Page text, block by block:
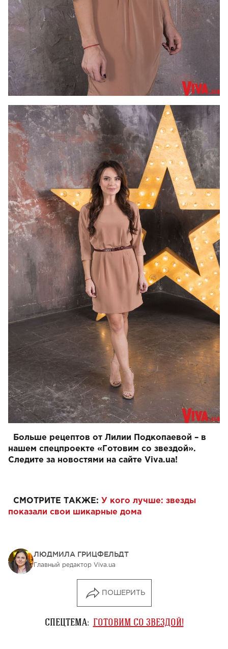
Больше рецептов от Лилии Подкопаевой – в
нашем спецпроекте «Готовим со звездой».
Следите за новостями на сайте Viva.ua!
СМОТРИТЕ ТАКЖЕ: У кого лучше: звезды
показали свои шикарные дома
ЛЮДМИЛА ГРИЦФЕЛЬДТ
Главный редактор Viva.ua
ПОШЕРИТЬ
СПЕЦТЕМА: ГОТОВИМ СО ЗВЕЗДОЙ!